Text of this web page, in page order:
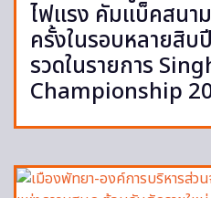
ไฟแรง คัมแบ็คสนา
ครั้งในรอบหลายสิ
รวดในรายการ
Championship